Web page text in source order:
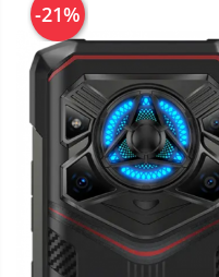
Telefoane mobile Ulefone
Telefoane mobile Unihertz
Telefoane mobile Cubot
Telefoane mobile Blackview
Telefoane mobile OSCAL
Telefoane mobile Fossibot
Telefoane mobile Lagenio
Telefoane mobile Samsung
Telefoane mobile iSEN
-21%